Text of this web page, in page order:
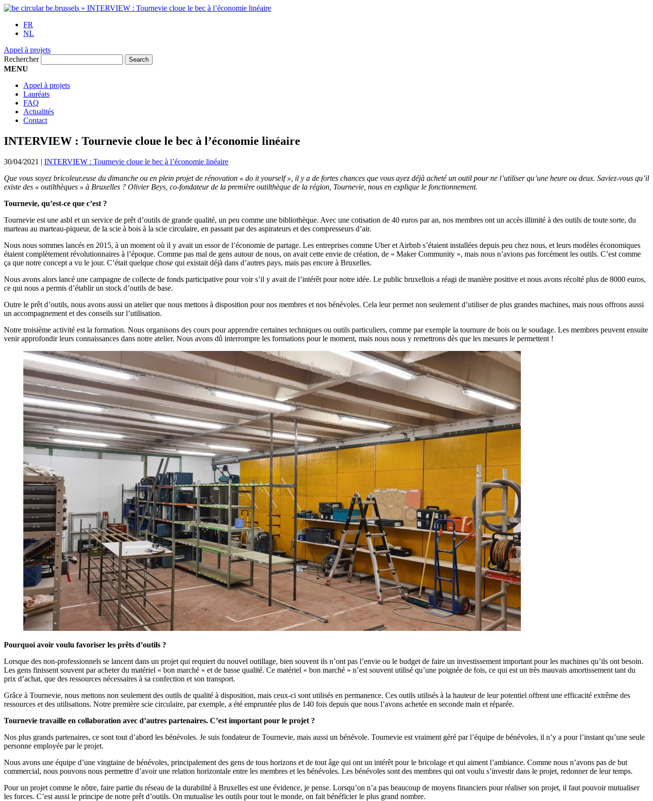
FR
NL
Appel à projets
Rechercher
MENU
Appel à projets
Lauréats
FAQ
Actualités
Contact
INTERVIEW : Tournevie cloue le bec à l’économie linéaire
30/04/2021 | INTERVIEW : Tournevie cloue le bec à l’économie linéaire
Que vous soyez bricoleur.euse du dimanche ou en plein projet de rénovation « do it yourself », il y a de fortes chances que vous ayez déjà acheté un outil pour ne l’utiliser qu’une heure ou deux. Saviez-vous qu’il
existe des « outilthèques » à Bruxelles ? Olivier Beys, co-fondateur de la première outilthèque de la région, Tournevie, nous en explique le fonctionnement.
Tournevie, qu’est-ce que c’est ?
Tournevie est une asbl et un service de prêt d’outils de grande qualité, un peu comme une bibliothèque. Avec une cotisation de 40 euros par an, nos membres ont un accès illimité à des outils de toute sorte, du
marteau au marteau-piqueur, de la scie à bois à la scie circulaire, en passant par des aspirateurs et des compresseurs d’air.
Nous nous sommes lancés en 2015, à un moment où il y avait un essor de l’économie de partage. Les entreprises comme Uber et Airbnb s’étaient installées depuis peu chez nous, et leurs modèles économiques
étaient complètement révolutionnaires à l’époque. Comme pas mal de gens autour de nous, on avait cette envie de création, de « Maker Community », mais nous n’avions pas forcément les outils. C’est comme
ça que notre concept a vu le jour. C’était quelque chose qui existait déjà dans d’autres pays, mais pas encore à Bruxelles.
Nous avons alors lancé une campagne de collecte de fonds participative pour voir s’il y avait de l’intérêt pour notre idée. Le public bruxellois a réagi de manière positive et nous avons récolté plus de 8000 euros,
ce qui nous a permis d’établir un stock d’outils de base.
Outre le prêt d’outils, nous avons aussi un atelier que nous mettons à disposition pour nos membres et nos bénévoles. Cela leur permet non seulement d’utiliser de plus grandes machines, mais nous offrons aussi
un accompagnement et des conseils sur l’utilisation.
Notre troisième activité est la formation. Nous organisons des cours pour apprendre certaines techniques ou outils particuliers, comme par exemple la tournure de bois ou le soudage. Les membres peuvent ensuite
venir approfondir leurs connaissances dans notre atelier. Nous avons dû interrompre les formations pour le moment, mais nous nous y remettrons dès que les mesures le permettent !
Pourquoi avoir voulu favoriser les prêts d’outils ?
Lorsque des non-professionnels se lancent dans un projet qui requiert du nouvel outillage, bien souvent ils n’ont pas l’envie ou le budget de faire un investissement important pour les machines qu’ils ont besoin.
Les gens finissent souvent par acheter du matériel « bon marché » et de basse qualité. Ce matériel « bon marché » n’est souvent utilisé qu’une poignée de fois, ce qui est un très mauvais amortissement tant du
prix d’achat, que des ressources nécessaires à sa confection et son transport.
Grâce à Tournevie, nous mettons non seulement des outils de qualité à disposition, mais ceux-ci sont utilisés en permanence. Ces outils utilisés à la hauteur de leur potentiel offrent une efficacité extrême des
ressources et des utilisations. Notre première scie circulaire, par exemple, a été empruntée plus de 140 fois depuis que nous l’avons achetée en seconde main et réparée.
Tournevie travaille en collaboration avec d’autres partenaires. C’est important pour le projet ?
Nos plus grands partenaires, ce sont tout d’abord les bénévoles. Je suis fondateur de Tournevie, mais aussi un bénévole. Tournevie est vraiment géré par l’équipe de bénévoles, il n’y a pour l’instant qu’une seule
personne employée par le projet.
Nous avons une équipe d’une vingtaine de bénévoles, principalement des gens de tous horizons et de tout âge qui ont un intérêt pour le bricolage et qui aiment l’ambiance. Comme nous n’avons pas de but
commercial, nous pouvons nous permettre d’avoir une relation horizontale entre les membres et les bénévoles. Les bénévoles sont des membres qui ont voulu s’investir dans le projet, redonner de leur temps.
Pour un projet comme le nôtre, faire partie du réseau de la durabilité à Bruxelles est une évidence, je pense. Lorsqu’on n’a pas beaucoup de moyens financiers pour réaliser son projet, il faut pouvoir mutualiser
les forces. C’est aussi le principe de notre prêt d’outils. On mutualise les outils pour tout le monde, on fait bénéficier le plus grand nombre.